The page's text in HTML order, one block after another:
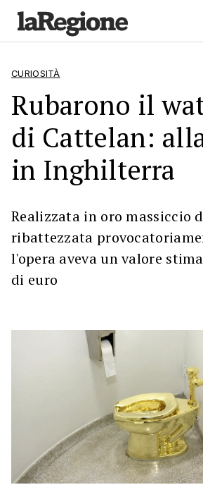
CURIOSITÀ
Rubarono il
di Cattelan:
in Inghilterra
Realizzata in oro massiccio
ribattezzata
l'opera aveva un valore
di euro